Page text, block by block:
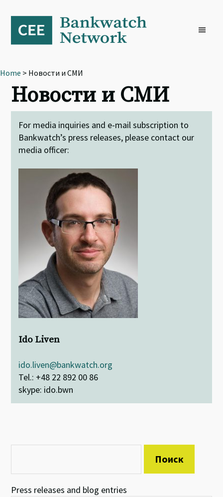
primary
navigation
content
footer
Home > Новости и СМИ
Новости и СМИ
For media inquiries and e-mail subscription to
Bankwatch’s press releases, please contact our
media officer:
Ido Liven
ido.liven@bankwatch.org
Tel.: +48 22 892 00 86
skype: ido.bwn
Press releases and blog entries